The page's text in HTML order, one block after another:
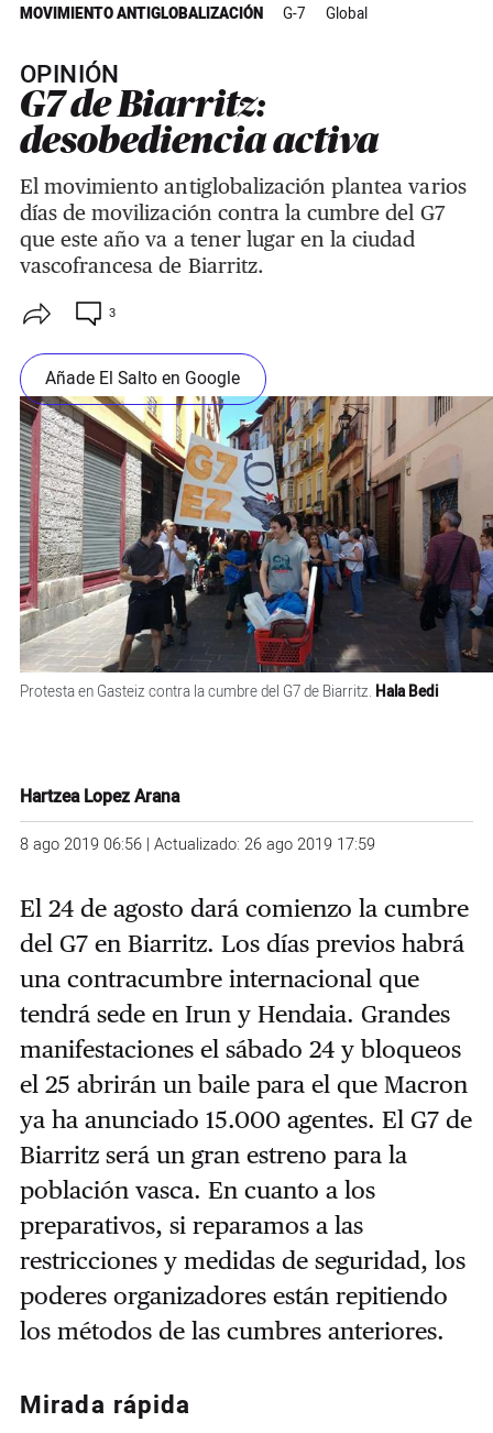
MOVIMIENTO ANTIGLOBALIZACIÓN G-7 Global
OPINIÓN
G7 de Biarritz:
desobediencia activa
El movimiento antiglobalización plantea varios
días de movilización contra la cumbre del G7
que este año va a tener lugar en la ciudad
vascofrancesa de Biarritz.
3
Añade El Salto en Google
Protesta en Gasteiz contra la cumbre del G7 de Biarritz. Hala Bedi
Hartzea Lopez Arana
8 ago 2019 06:56 | Actualizado: 26 ago 2019 17:59
El 24 de agosto dará comienzo la cumbre
del G7 en Biarritz. Los días previos habrá
una contracumbre internacional que
tendrá sede en Irun y Hendaia. Grandes
manifestaciones el sábado 24 y bloqueos
el 25 abrirán un baile para el que Macron
ya ha anunciado 15.000 agentes. El G7 de
Biarritz será un gran estreno para la
población vasca. En cuanto a los
preparativos, si reparamos a las
restricciones y medidas de seguridad, los
poderes organizadores están repitiendo
los métodos de las cumbres anteriores.
Mirada rápida